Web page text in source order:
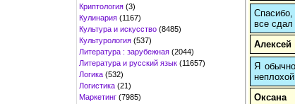
Криптология (3)
Кулинария (1167)
Культура и искусство (8485)
Культурология (537)
Литература : зарубежная (2044)
Литература и русский язык (11657)
Логика (532)
Логистика (21)
Маркетинг (7985)
все сдал
Алексей
Я
Оксана